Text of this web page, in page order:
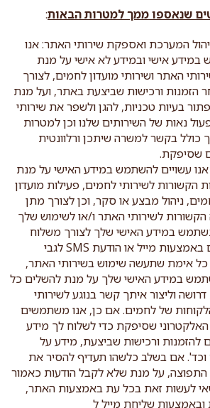
שנאספו ממך למטרות הבאות:
המערכת ואספקת שירותי האתר: אנו
במידע אישי ובמידע לא אישי על מנת
האתר ושירותי מועדון לחמים, לצורך
הזמנות ורכישות שביצעת באתר, ועל מנת
בעיות טכניות, להגן ולשפר את שירותי
נאות של השירותים שלנו וכן למטרות
כולל בקשר למשרה שיתכן ורלוונטית
שסיפקת.
עשויים להשתמש במידע האישי על מנת
הקשורות לשירותי לחמים, פעילות מועדון
ניהול מבצע או סקר, וכן לצורך מתן
הקשורות לשירותי האתר ו/או לשימוש שלך
נשתמש במידע האישי שלך לצורך משלוח
ניוזלטר ועדכונים באמצעות מייל או הודעת SMS לגבי
כל אימת שתעשה שימוש בשירותי האתר,
במידע האישי שלך על מנת להשלים כל
דרושה וליצור איתך קשר בנוגע לשירותי
של לחמים. אם כן, אנו משתמשים
שסיפקת כדי לשלוח לך מידע
להזמנות ורכישות שביצעת, מידע על
וכד'. אם בשלב כלשהו תעדיף להסיר את
על מנת שלא לקבל הודעות כאמור
לעשות זאת בכל עת באמצעות האתר,
ובאמצעות שליחת מייל ל